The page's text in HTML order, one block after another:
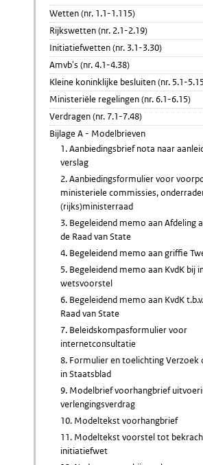
Wetten (nr. 1.1-1.115)
Rijkswetten (nr. 2.1-2.19)
Initiatiefwetten (nr. 3.1-3.30)
Amvb's (nr. 4.1-4.38)
Kleine koninklijke besluiten (nr. 5.1-
Ministeriële regelingen (nr. 6.1-6.15)
Verdragen (nr. 7.1-7.48)
Bijlage A - Modelbrieven
1. Aanbiedingsbrief nota naar
verslag
2. Aanbiedingsformulier voor
ministeriele commissies,
(rijks)ministerraad
3. Begeleidend memo aan Afdeling
de Raad van State
4. Begeleidend memo aan griffie
5. Begeleidend memo aan KvdK bij
wetsvoorstel
6. Begeleidend memo aan KvdK
Raad van State
7. Beleidskompasformulier voor
internetconsultatie
8. Formulier en toelichting Verzoek
in Staatsblad
9. Modelbrief voorhangbrief
verlengingsverdrag
10. Modeltekst voorhangbrief
11. Modeltekst voorstel tot
initiatiefwet